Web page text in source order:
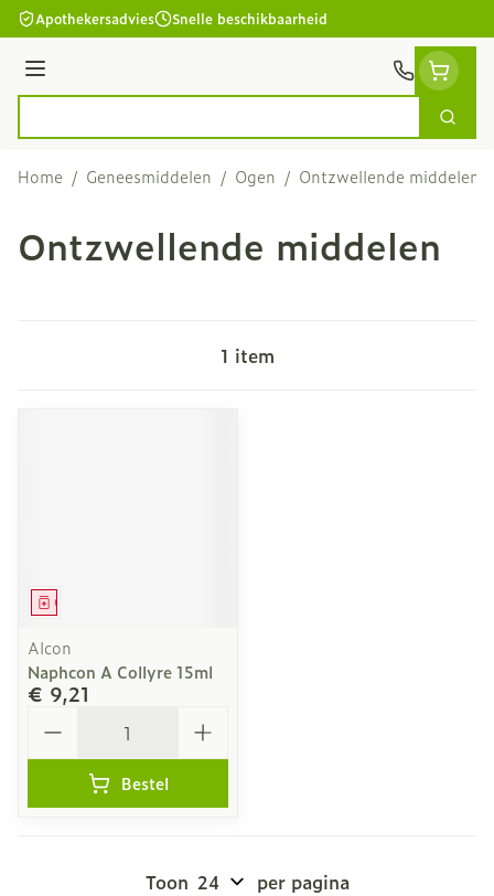
Ga naar de inhoud
Apothekersadvies Snelle beschikbaarheid
Menu
Zoek
Home / Geneesmiddelen / Ogen / Ontzwellende middelen
Ontzwellende middelen
1 item
Geneesmiddel
Alcon
Naphcon A Collyre 15ml
€ 9,21
Bestel
Toon per pagina